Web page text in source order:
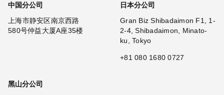
中国分公司
上海市静安区南京西路
580号仲益大厦A座35楼
日本分公司
Gran Biz Shibadaimon F1, 1-
2-4, Shibadaimon, Minato-
ku, Tokyo
+81 080 1680 0727
黑山分公司